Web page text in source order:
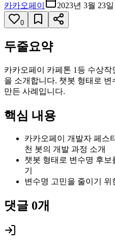
카카오페이 2023년 3월 23일
0
두줄요약
카카오페이 카페톤 1등 수상
을 소개합니다. 챗봇 형태로
만든 사례입니다.
핵심 내용
카카오페이 개발자 페스
천 봇의 개발 과정 소개
챗봇 형태로 변수명 후
기
변수명 고민을 줄이기 위
댓글 0개